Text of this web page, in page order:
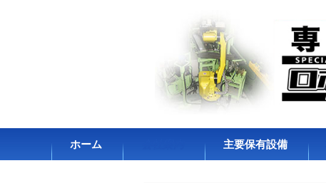
コンテンツへスキップ
ホーム 主要保有設備